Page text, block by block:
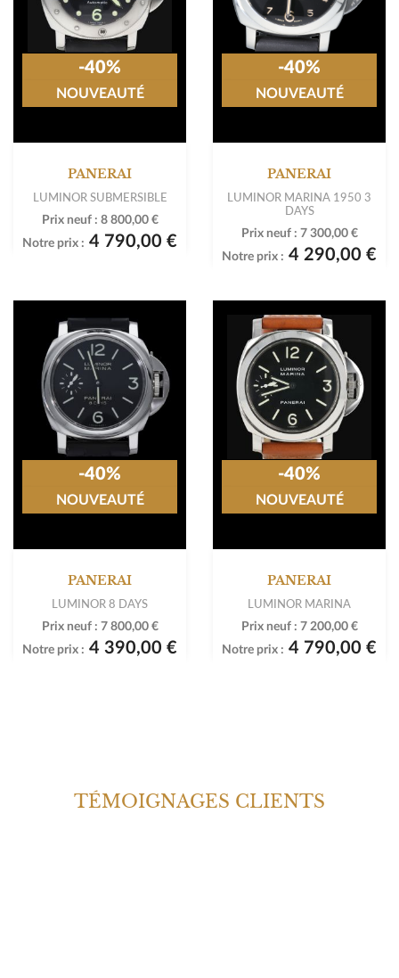
PANERAI
LUMINOR SUBMERSIBLE
Prix neuf : 8 800,00 €
Notre prix : 4 790,00 €
-40%
NOUVEAUTÉ
PANERAI
LUMINOR MARINA 1950 3
DAYS
Prix neuf : 7 300,00 €
Notre prix : 4 290,00 €
-40%
NOUVEAUTÉ
PANERAI
LUMINOR 8 DAYS
Prix neuf : 7 800,00 €
Notre prix : 4 390,00 €
-40%
NOUVEAUTÉ
PANERAI
LUMINOR MARINA
Prix neuf : 7 200,00 €
Notre prix : 4 790,00 €
-40%
NOUVEAUTÉ
TÉMOIGNAGES CLIENTS